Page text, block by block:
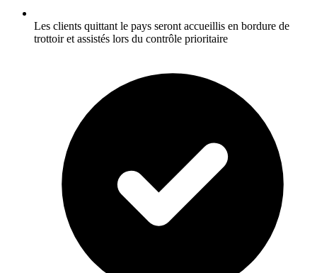
Les clients quittant le pays seront accueillis en bordure de
trottoir et assistés lors du contrôle prioritaire